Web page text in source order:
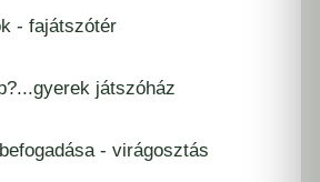
- fajátszótér
játszóház
- virágosztás